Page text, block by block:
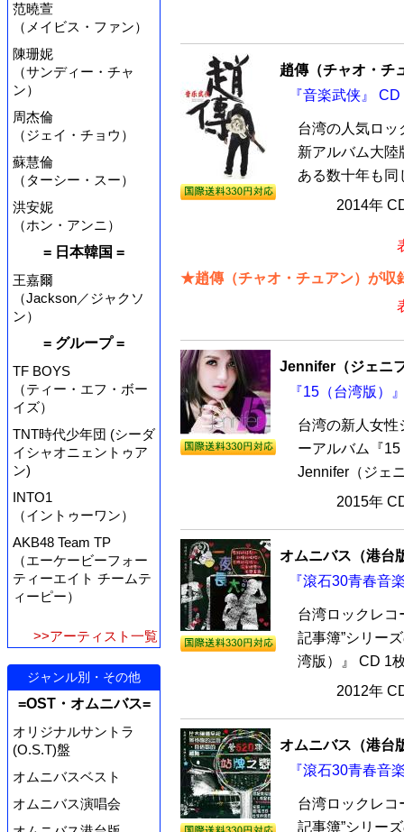
范曉萱
（メイビス・ファン）
陳珊妮
（サンディー・チャ
ン）
周杰倫
（ジェイ・チョウ）
蘇慧倫
（ターシー・スー）
洪安妮
（ホン・アンニ）
= 日本韓国 =
王嘉爾
（Jackson／ジャクソ
ン）
= グループ =
TF BOYS
（ティー・エフ・ボー
イズ）
TNT時代少年団 (シーダ
イシャオニェントゥア
ン)
INTO1
（イントゥーワン）
AKB48 Team TP
（エーケービーフォー
ティーエイト チームテ
ィーピー）
>>アーティスト一覧
ジャンル別・その他
=OST・オムニバス=
オリジナルサントラ
(O.S.T)盤
オムニバスベスト
オムニバス演唱会
趙傳（チャオ・チ
『音楽武侠』
台湾の人気ロッ
新アルバム大
ある数十年も同
2014年
★趙傳（チャオ・チュアン）が収
Jennifer（ジェニ
『15（台湾版）
台湾の新人女性
ーアルバム『
Jennifer（ジェ
2015年
オムニバス（港台
『滾石30青春音
台湾ロックレコ
記事簿”シリー
湾版）』 CD 1
2012年
オムニバス（港台
『滾石30青春音
台湾ロックレコ
記事簿”シリー